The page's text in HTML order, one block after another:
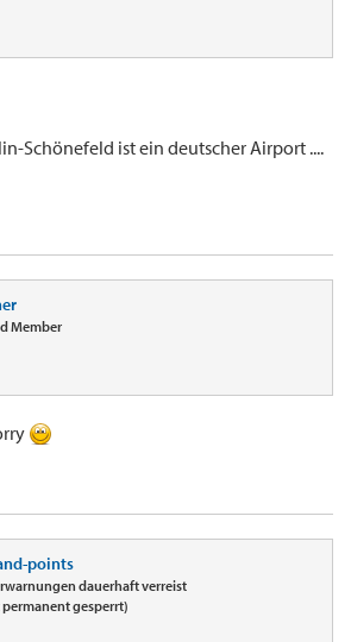
Schönefeld ist ein deutscher Airport ....
Member
points
dauerhaft verreist
permanent gesperrt)